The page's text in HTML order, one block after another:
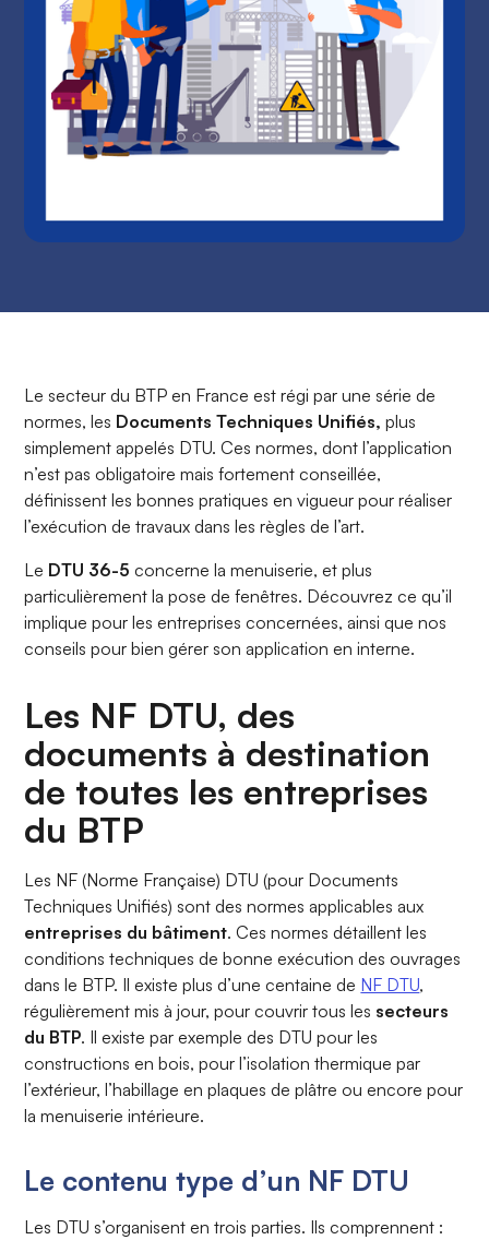
Le secteur du BTP en France est régi par une série de
normes, les Documents Techniques Unifiés,plus
simplement appelés DTU. Ces normes, dont l’application
n’est pas obligatoire mais fortement conseillée,
définissent les bonnes pratiques en vigueur pour réaliser
l’exécution de travaux dans les règles de l’art.
Le DTU 36-5 concerne la menuiserie, et plus
particulièrement la pose de fenêtres. Découvrez ce qu’il
implique pour les entreprises concernées, ainsi que nos
conseils pour bien gérer son application en interne.
Les NF DTU, des
documents à destination
de toutes les entreprises
du BTP
Les NF (Norme Française) DTU (pour Documents
Techniques Unifiés) sont des normes applicables aux
entreprises du bâtiment. Ces normes détaillent les
conditions techniques de bonne exécution des ouvrages
dans le BTP. Il existe plus d’une centaine de NF DTU,
régulièrement mis à jour, pour couvrir tous les secteurs
du BTP. Il existe par exemple des DTU pour les
constructions en bois, pour l’isolation thermique par
l’extérieur, l’habillage en plaques de plâtre ou encore pour
la menuiserie intérieure.
Le contenu type d’un NF DTU
Les DTU s’organisent en trois parties. Ils comprennent :